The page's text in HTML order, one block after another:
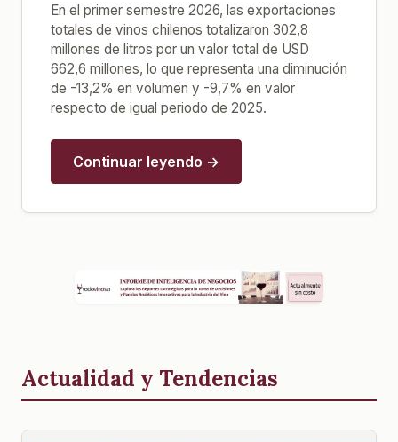
En el primer semestre 2026, las exportaciones
totales de vinos chilenos totalizaron 302,8
millones de litros por un valor total de USD
662,6 millones, lo que representa una diminución
de -13,2% en volumen y -9,7% en valor
respecto de igual periodo de 2025.
Continuar leyendo →
Actualidad y Tendencias